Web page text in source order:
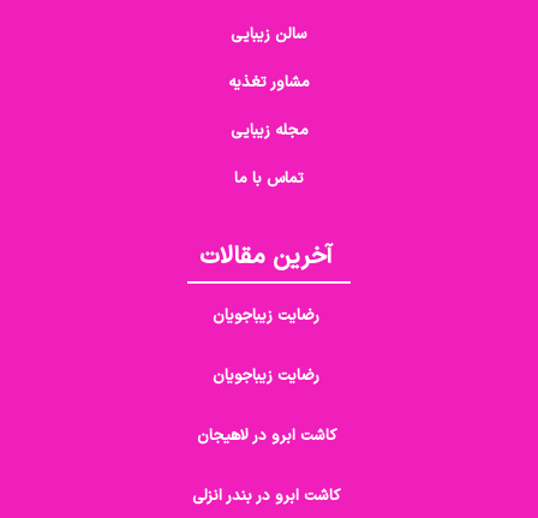
سالن زیبایی
مشاور تغذیه
مجله زیبایی
تماس با ما
آخرین مقالات
رضایت زیباجویان
رضایت زیباجویان
کاشت ابرو در لاهیجان
کاشت ابرو در بندر انزلی